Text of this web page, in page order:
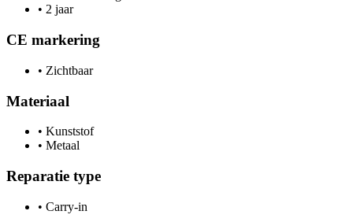
• 2 jaar
CE markering
• Zichtbaar
Materiaal
• Kunststof
• Metaal
Reparatie type
• Carry-in